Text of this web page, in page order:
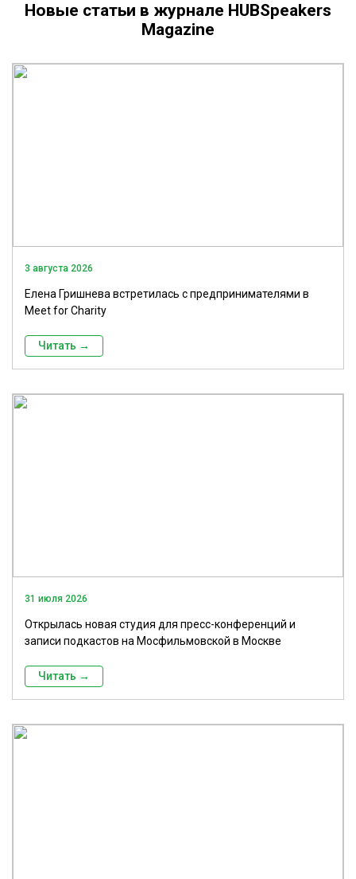
Новые статьи в журнале HUBSpeakers
Magazine
3 августа 2026
Елена Гришнева встретилась с предпринимателями в
Meet for Charity
Читать →
31 июля 2026
Открылась новая студия для пресс-конференций и
записи подкастов на Мосфильмовской в Москве
Читать →